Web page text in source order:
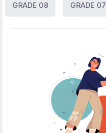
GRADE 08 GRADE 07